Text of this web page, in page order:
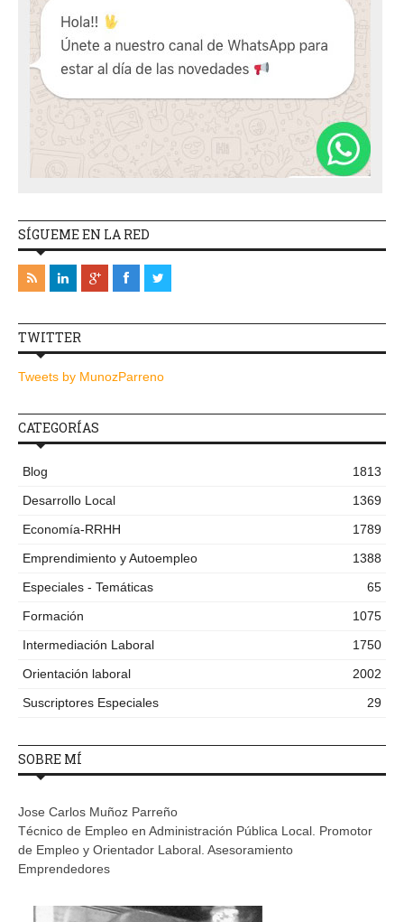
SÍGUEME EN LA RED
TWITTER
Tweets by MunozParreno
CATEGORÍAS
Blog
1813
Desarrollo Local
1369
Economía-RRHH
1789
Emprendimiento y Autoempleo
1388
Especiales - Temáticas
65
Formación
1075
Intermediación Laboral
1750
Orientación laboral
2002
Suscriptores Especiales
29
SOBRE MÍ
Jose Carlos Muñoz Parreño
Técnico de Empleo en Administración Pública Local. Promotor
de Empleo y Orientador Laboral. Asesoramiento
Emprendedores